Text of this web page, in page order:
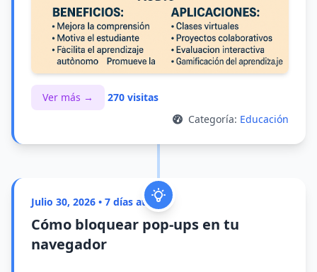
Ver más →
270 visitas
Categoría: Educación
Julio 30, 2026 • 7 días atrás
Cómo bloquear pop-ups en tu
navegador